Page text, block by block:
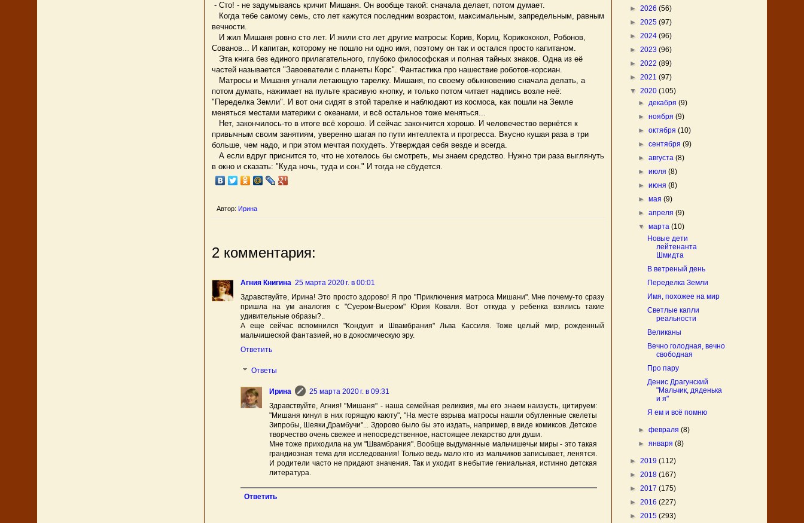
- Сто! - не задумываясь кричит Мишаня. Он вообще такой: сначала делает, потом думает.
Когда тебе самому семь, сто лет кажутся последним возрастом, максимальным, запредельным, равным
вечности.
И жил Мишаня ровно сто лет. И жили сто лет другие матросы: Корив, Кориц, Корикококол, Робонов,
Сованов... И капитан, которому не пошло ни одно имя, поэтому он так и остался просто капитаном.
Эта книга без единого прилагательного, глубоко философская и полная тайных знаков. Одна из её
частей называется "Завоеватели с планеты Корс". Фантастика про нашествие роботов-корсиан.
Матросы и Мишаня угнали летающую тарелку. Мишаня, по своему обыкновению сначала делать, а
потом думать, нажимает на пульте красивую кнопку, и только потом читает надпись возле неё:
"Переделка Земли". И вот они сидят в этой тарелке и наблюдают из космоса, как пошли на Земле
меняться местами материки с океанами, и всё остальное тоже меняться...
Нет, закончилось-то в итоге всё хорошо. И сейчас закончится хорошо. И человечество вернётся к
привычным своим занятиям, уверенно шагая по пути интеллекта и прогресса. Вкусно кушая раза в три
больше, чем надо, и при этом мечтая похудеть. Утверждая себя везде и всегда.
А если вдруг приснится то, что не хотелось бы смотреть, мы знаем средство. Нужно три раза выглянуть
в окно и сказать: "Куда ночь, туда и сон." И тогда не сбудется.
Автор: Ирина
2 комментария:
Агния Книгина 25 марта 2020 г. в 00:01
Здравствуйте, Ирина! Это просто здорово! Я про "Приключения матроса Мишани". Мне почему-то сразу
пришла на ум аналогия с "Суером-Выером" Юрия Коваля. Вот откуда у ребенка взялись такие
удивительные образы?..
А еще сейчас вспомнился "Кондуит и Швамбрания" Льва Кассиля. Тоже целый мир, рожденный
мальчишеской фантазией, но в докосмическую эру.
Ответить
Ответы
Ирина
25 марта 2020 г. в 09:31
Здравствуйте, Агния! "Мишаня" - наша семейная реликвия, мы его знаем наизусть, цитируем:
"Мишаня кинул в них горящую каюту", "На месте взрыва матросы нашли обугленные скелеты
Зипробы, Шеяки,Драмбучи"... Здорово было бы это издать, например, в виде комиксов. Детское
творчество очень свежее и непосредственное, настоящее лекарство для души.
Мне тоже приходила на ум "Швамбрания". Вообще выдуманные мальчишечьи миры - это такая
грандиозная тема для исследования! Только ведь мало кто из мальчиков записывает, ленятся.
И родители часто не придают значения. Так и уходит в небытие гениальная, истинно детская
литература.
Ответить
► 2026 (56)
► 2025 (97)
► 2024 (96)
► 2023 (96)
► 2022 (89)
► 2021 (97)
▼ 2020 (105)
►декабря(9)
►ноября(9)
►октября(10)
►сентября(9)
►августа(8)
►июля(8)
►июня(8)
►мая(9)
►апреля(9)
▼марта(10)
Новые дети
лейтенанта
Шмидта
В ветреный день
Переделка Земли
Имя, похожее на мир
Светлые капли
реальности
Великаны
Вечно голодная, вечно
свободная
Про пару
Денис Драгунский
"Мальчик, дяденька
и я"
Я ем и всё помню
►февраля(8)
►января(8)
► 2019 (112)
► 2018 (167)
► 2017 (175)
► 2016 (227)
► 2015 (293)